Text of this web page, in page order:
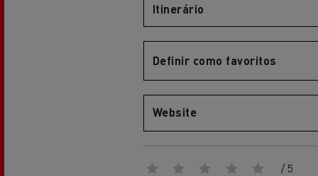
Renault Trucks Trafic Red EDITION
Vantagens da mobilidade
elétrica para camiões
A nossa visão
Itinerário
Definir como favoritos
Website
/ 5